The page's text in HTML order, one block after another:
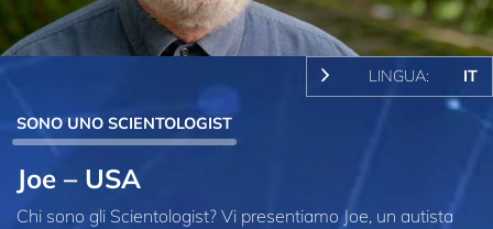
Video
LINGUA: IT
SONO UNO SCIENTOLOGIST
Joe – USA
Chi sono gli Scientologist? Vi presentiamo Joe, un autista